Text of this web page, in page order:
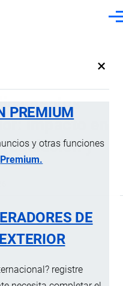
×
PREMIUM
y otras funciones
Premium.
DE
registre
impacto en
y